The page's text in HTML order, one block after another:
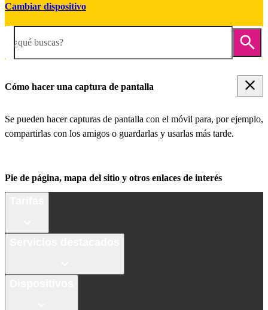
Cambiar dispositivo
¿qué buscas?
Cómo hacer una captura de pantalla
Se pueden hacer capturas de pantalla con el móvil para, por ejemplo,
compartirlas con los amigos o guardarlas y usarlas más tarde.
Pie de página, mapa del sitio y otros enlaces de interés